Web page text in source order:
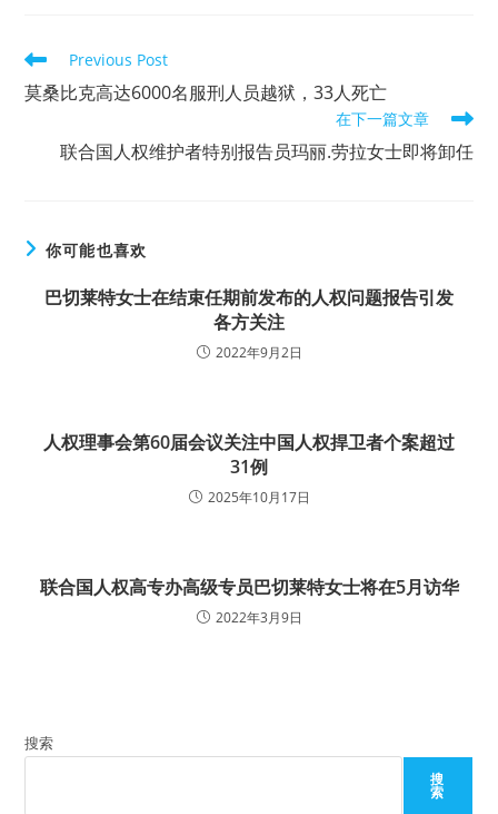
Read
more
articles
Previous Post
莫桑比克高达6000名服刑人员越狱，33人死亡
在下一篇文章
联合国人权维护者特别报告员玛丽.劳拉女士即将卸任
你可能也喜欢
巴切莱特女士在结束任期前发布的人权问题报告引发
各方关注
2022年9月2日
人权理事会第60届会议关注中国人权捍卫者个案超过
31例
2025年10月17日
联合国人权高专办高级专员巴切莱特女士将在5月访华
2022年3月9日
搜索
搜
索